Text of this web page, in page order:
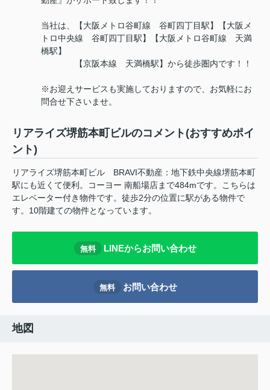
当社は、【大阪メトロ谷町線 谷町四丁目駅】【大阪メ
トロ中央線 谷町四丁目駅】【大阪メトロ谷町線 天満
橋駅】
【京阪本線 天満橋駅】から徒歩圏内です！！
※お迎えサービスも実施しておりますので、お気軽にお
問合せ下さいませ。
リアライズ堺筋本町ビルのコメント(おすすめポイ
ント)
リアライズ堺筋本町ビル BRAVI不動産：地下鉄中央線堺筋本町
駅にも近くて便利。コーヨー 南船場店まで484mです。こちらは
エレベーター付き物件です。徒歩2分の位置に駅がある物件で
す。10階建ての物件となっています。
無料 LINEからお問い合わせ
無料 お問い合わせ
地図